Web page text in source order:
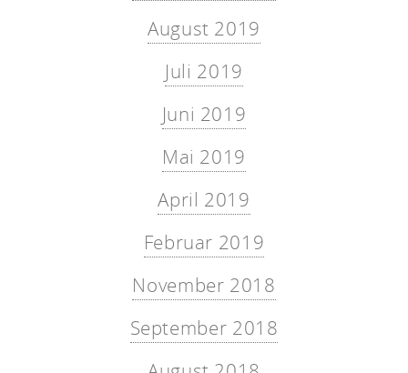
August 2019
Juli 2019
Juni 2019
Mai 2019
April 2019
Februar 2019
November 2018
September 2018